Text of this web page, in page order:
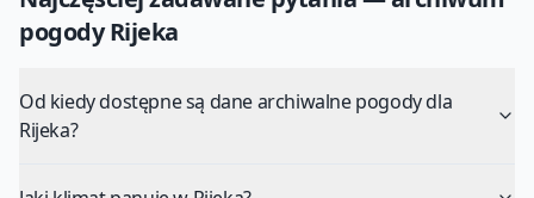
pogodyRijeka
Od kiedy dostępne są dane archiwalne pogody dla
Rijeka?